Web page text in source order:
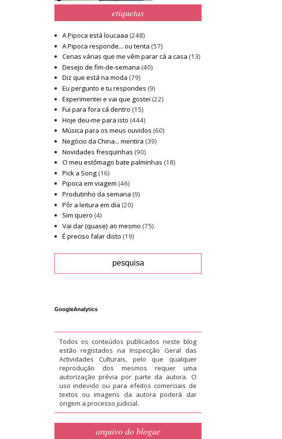
etiquetas
A Pipoca está loucaaa (248)
A Pipoca responde... ou tenta (57)
Cenas várias que me vêm parar cá a casa (13)
Desejo de fim-de-semana (40)
Diz que está na moda (79)
Eu pergunto e tu respondes (9)
Experimentei e vai que gostei (22)
Fui para fora cá dentro (15)
Hoje deu-me para isto (444)
Música para os meus ouvidos (60)
Negócio da China... mentira (39)
Novidades fresquinhas (90)
O meu estômago bate palminhas (18)
Pick a Song(16)
Pipoca em viagem (46)
Produtinho da semana (9)
Pôr a leitura em dia (20)
Sim quero (4)
Vai dar (quase) ao mesmo (75)
É preciso falar disto (19)
GoogleAnalytics
Todos os conteúdos publicados neste blog
estão registados na Inspecção Geral das
Actividades Culturais, pelo que qualquer
reprodução dos mesmos requer uma
autorização prévia por parte da autora. O
uso indevido ou para efeitos comerciais de
textos ou imagens da autora poderá dar
origem a processo judicial.
arquivo do blogue